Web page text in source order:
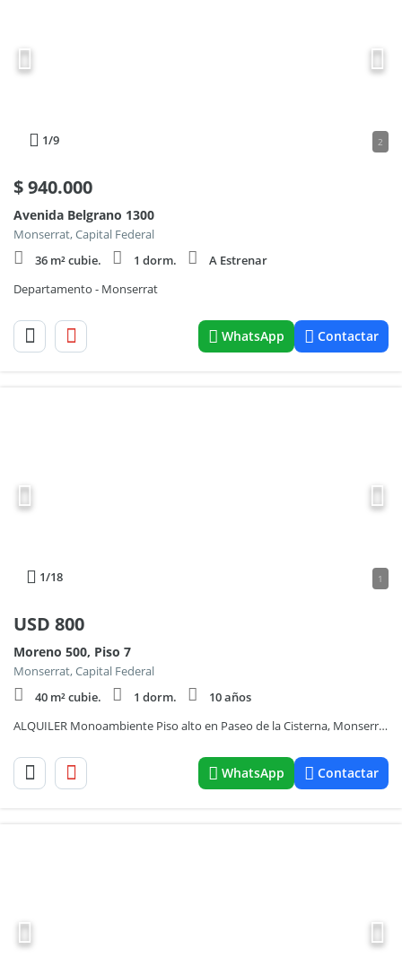
1/9 2
$940.000
Avenida Belgrano 1300
Monserrat, Capital Federal
36 m² cubie.
1 dorm.
A Estrenar
Departamento - Monserrat
WhatsApp Contactar
1/18 1
USD 800
Moreno 500, Piso 7
Monserrat, Capital Federal
40 m² cubie.
1 dorm.
10 años
ALQUILER Monoambiente Piso alto en Paseo de la Cisterna, Monserrat, Caba.
WhatsApp Contactar